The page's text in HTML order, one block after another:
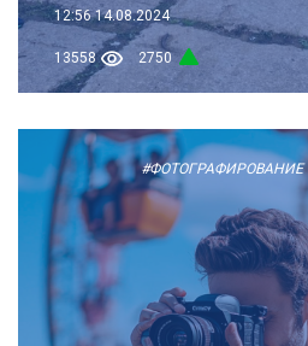
12:56 14.08.2024
13558 2750
#ФОТОГРАФИРОВАНИЕ